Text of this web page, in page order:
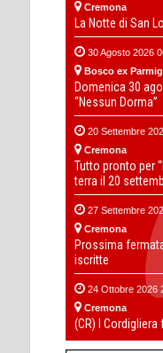
Cremona
La Notte di San
30 Agosto 2026
Bosco ex
Domenica 30
“Nessun Dorma”
20 Settembre
Cremona
Tutto pronto per
terra il 20
27 Settembre
Cremona
Prossima
iscritte
24 Ottobre 2026
Cremona
(CR) I